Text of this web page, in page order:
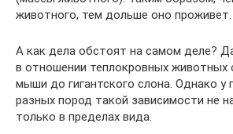
животного, тем дольше оно проживет.
А как дела обстоят на самом деле?
в отношении теплокровных животных
мыши до гигантского слона. Однако у
разных пород такой зависимости не
только в пределах вида.